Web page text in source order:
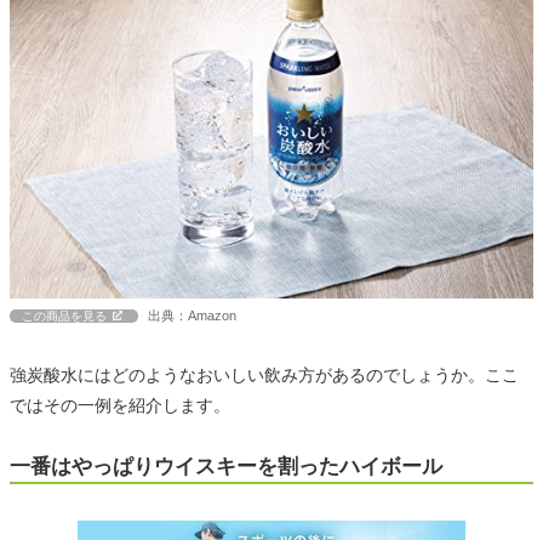
この商品を見る 出典：Amazon
強炭酸水にはどのようなおいしい飲み方があるのでしょうか。ここ
ではその一例を紹介します。
一番はやっぱりウイスキーを割ったハイボール